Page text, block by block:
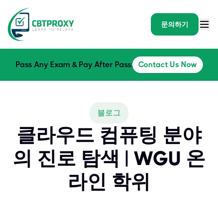
문의하기
Pass Any Exam & Pay After Pass. Contact Us Now
블로그
클라우드 컴퓨팅 분야
의 진로 탐색 | WGU 온
라인 학위